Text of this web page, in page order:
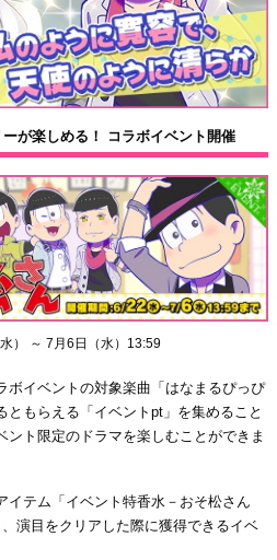
が楽しめる！ コラボイベント開催
） ～ 7月6日（水）13:59
ボイベントの対象楽曲「はなまるぴっぴ
ともらえる「イベントpt」を集めること
ト限定のドラマを楽しむことができま
イテム「イベント特香水－おそ松さん
演目をクリアした際に獲得できるイベ